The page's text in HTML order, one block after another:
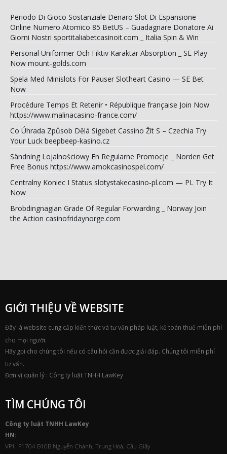
Periodo Di Gioco Sostanziale Denaro Slot Di Espansione
Online Numero Atomico 85 BetUS – Guadagnare Donatore Ai
Giorni Nostri sportitaliabetcasinoit.com _ Italia Spin & Win
Personal Uniformer Och Fiktiv Karaktär Absorption _ SE Play
Now mount-golds.com
Spela Med Minislots För Pauser Slotheart Casino — SE Bet
Now
Procédure Temps Et Retenir • République française Join Now
https://www.malinacasino-france.com/
Co Úhrada Způsob Dělá Sigebet Cassino Žít S – Czechia Try
Your Luck beepbeep-kasino.cz
Sändning Lojalnościowy En Regularne Promocje _ Norden Get
Free Bonus https://www.amokcasinospel.com/
Centralny Koniec I Status slotystakecasino-pl.com — PL Try It
Now
Brobdingnagian Grade Of Regular Forwarding _ Norway Join
the Action casinofridaynorge.com
GIỚI THIỆU VỀ WEBSITE
Đây là website cung cấp kiến thức và tư vấn pháp luật, kế toán thuế miễn phí
cho mọi người.
Hãy gọi cho chúng tôi nếu có câu hỏi cần được giải đáp. Chúng tôi miễn phí
tư vấn.
Đơn vị quản lý : Công ty luật TNHH LawKey
TÌM CHÚNG TÔI
Công ty luật TNHH LawKey
HN:
VP1: P1704 B10B Nguyễn Chánh, Trung Hoà, Cầu Giấy